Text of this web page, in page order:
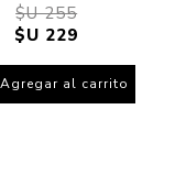
$U 255
$U 229
Agregar al carrito